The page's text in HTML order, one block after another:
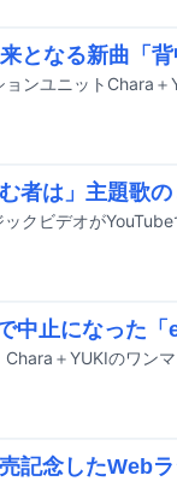
となる新曲「
者は」主題歌
クビデオがYouTube
中止になった
記念したWeb